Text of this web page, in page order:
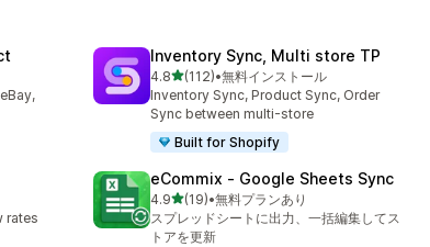
Inventory Sync, Multi store TP
4.85つ星中
(112)
合計レビュー数：112件
•無料インストール
Inventory Sync, Product Sync, Order
Sync between multi-store
Built for Shopify
rates
eCommix ‑ Google Sheets Sync
4.95つ星中
(19)
合計レビュー数：19件
•無料プランあり
スプレッドシートに出力、一括編集してス
トアを更新